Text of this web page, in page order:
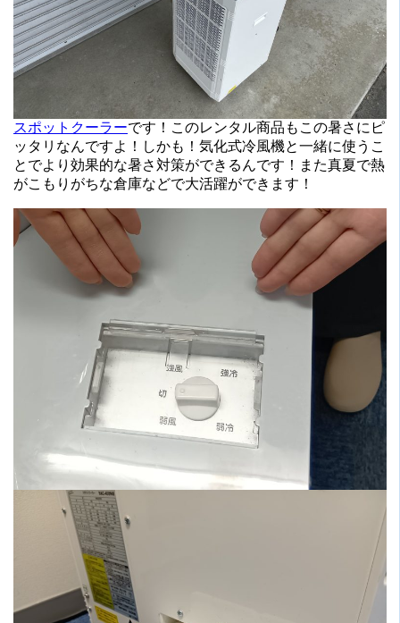
スポットクーラーです！このレンタル商品もこの暑さにピ
ッタリなんですよ！しかも！気化式冷風機と一緒に使うこ
とでより効果的な暑さ対策ができるんです！また真夏で熱
がこもりがちな倉庫などで大活躍ができます！